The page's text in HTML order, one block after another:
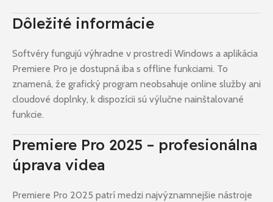
Dôležité informácie
Softvéry fungujú výhradne v prostredí Windows a aplikácia
Premiere Pro je dostupná iba s offline funkciami. To
znamená, že grafický program neobsahuje online služby ani
cloudové doplnky, k dispozícii sú výlučne nainštalované
funkcie.
Premiere Pro 2025 – profesionálna
úprava videa
Premiere Pro 2025 patrí medzi najvýznamnejšie nástroje